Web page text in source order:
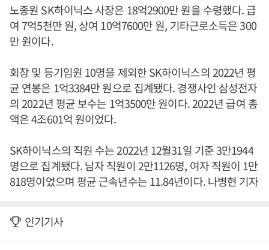
노종원 SK하이닉스 사장은 18억2900만 원을 수령했다. 급
여 7억5천만 원, 상여 10억7600만 원, 기타근로소득은 300
만 원이다.
회장 및 등기임원 10명을 제외한 SK하이닉스의 2022년 평
균 연봉은 1억3384만 원으로 집계됐다. 경쟁사인 삼성전자
의 2022년 평균 보수는 1억3500만 원이다. 2022년 급여 총
액은 4조601억 원이었다.
SK하이닉스의 직원 수는 2022년 12월31일 기준 3만1944
명으로 집계됐다. 남자 직원이 2만1126명, 여자 직원이 1만
818명이었으며 평균 근속년수는 11.84년이다. 나병현 기자
인기기사